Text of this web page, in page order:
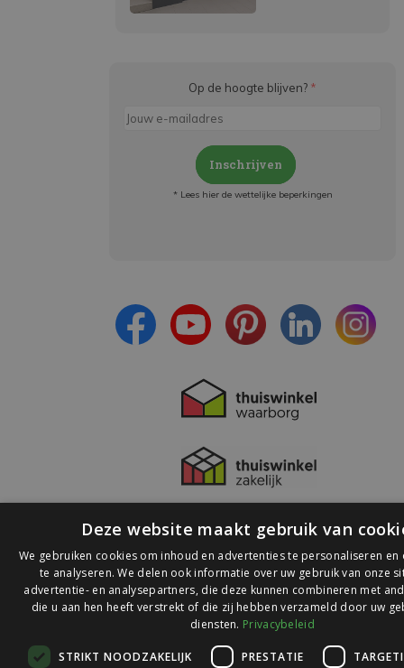
Op de hoogte blijven? *
Inschrijven
* Lees hier de wettelijke beperkingen
© 2026 Ledlichtdiscounter.nl
Deze website maakt gebruik van
We gebruiken cookies om inhoud en advertenties te personaliseren en
te analyseren. We delen ook informatie over uw gebruik van onze
advertentie- en analysepartners, die deze kunnen combineren met
die u aan hen heeft verstrekt of die zij hebben verzameld door uw
diensten. Privacybeleid
STRIKT NOODZAKELIJK PRESTATIE